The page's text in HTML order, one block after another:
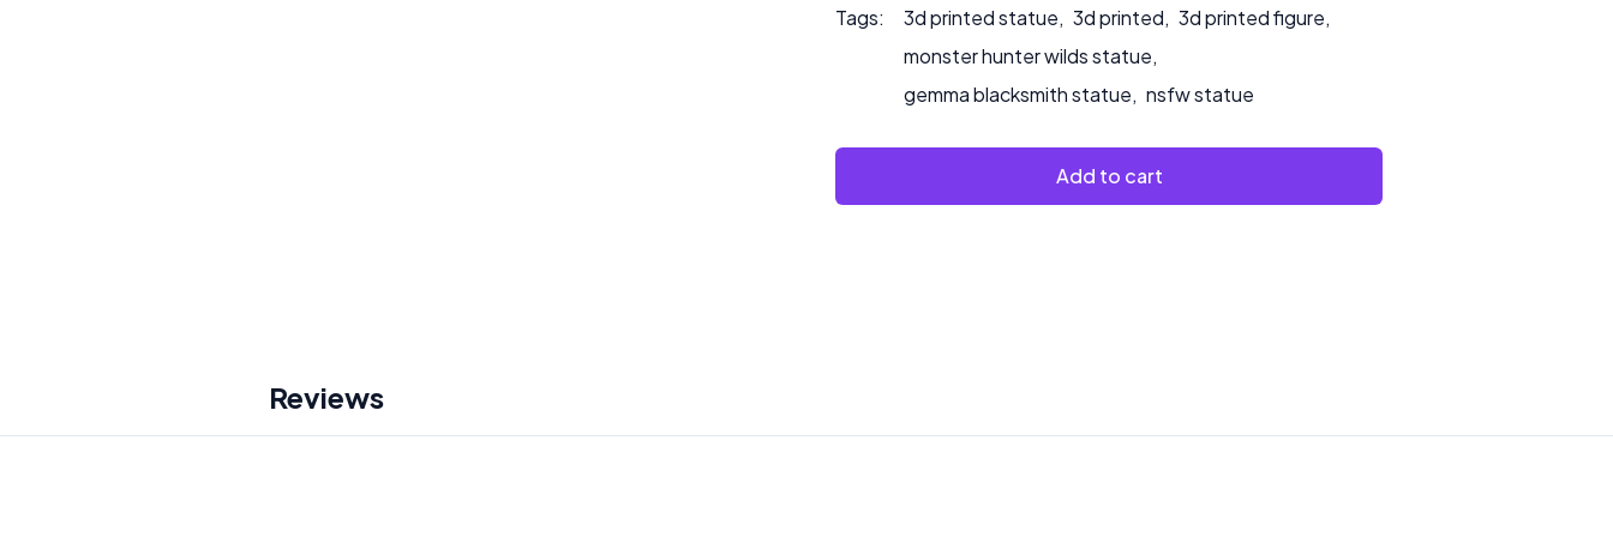
Tags: 3d printed statue, 3d printed, 3d printed figure,
monster hunter wilds statue,
gemma blacksmith statue, nsfw statue
Add to cart
Reviews